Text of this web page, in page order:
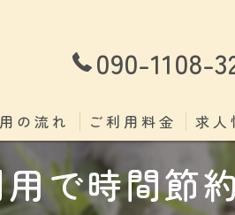
090-1108-
の流れ ご利用料金 求人
で時間節